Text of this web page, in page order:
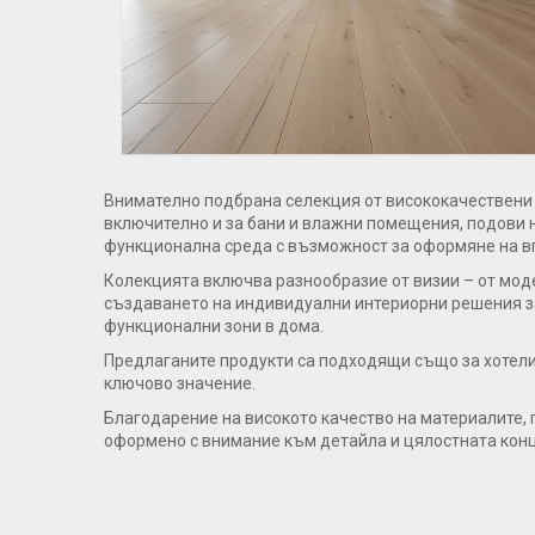
Внимателно подбрана селекция от
включително и за бани и влажни помещения, подови
функционална среда с възможност за оформяне на
Колекцията включва разнообразие от визии – от
създаването на индивидуални интериорни решения
функционални зони в дома.
Предлаганите продукти са подходящи също за
ключово значение.
Благодарение на високото качество на
оформено с внимание към детайла и цялостната